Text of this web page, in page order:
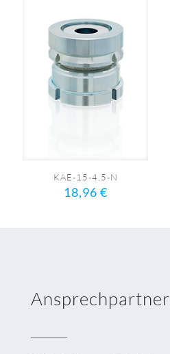
KAE-15-4,5-N
18,96 €
Ansprechpartner